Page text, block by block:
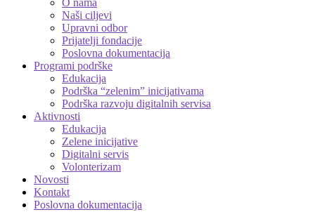
O nama
Naši ciljevi
Upravni odbor
Prijatelji fondacije
Poslovna dokumentacija
Programi podrške
Edukacija
Podrška “zelenim” inicijativama
Podrška razvoju digitalnih servisa
Aktivnosti
Edukacija
Zelene inicijative
Digitalni servis
Volonterizam
Novosti
Kontakt
Poslovna dokumentacija